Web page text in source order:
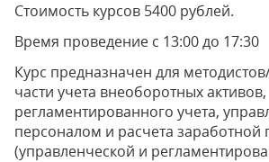
Стоимость курсов 5400 рублей.
Время проведение с 13:00 до 17:30
Курс предназначен для
части учета внеоборотных активов,
регламентированного учета,
персоналом и расчета заработной
(управленческой и